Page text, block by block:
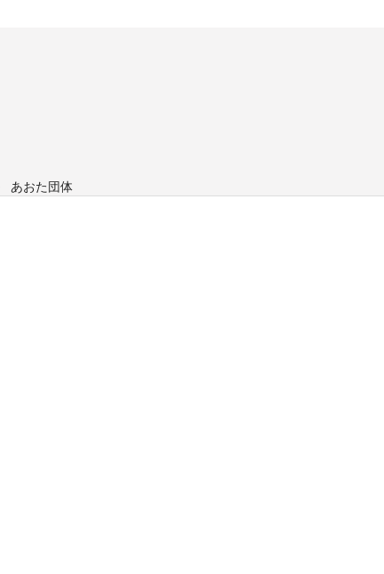
あおた団体